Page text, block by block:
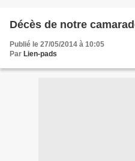
Décès de notre
Publié le 27/05/2014 à 10:05
Par Lien-pads